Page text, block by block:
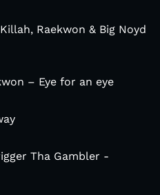
Raekwon & Big Noyd
– Eye for an eye
Tha Gambler -